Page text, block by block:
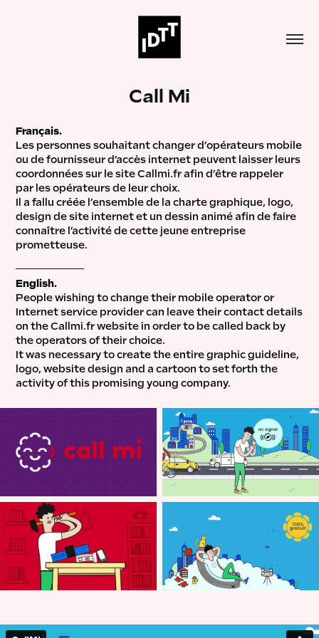
Call Mi
Français.
Les personnes souhaitant changer d’opérateurs mobile
ou de fournisseur d’accès internet peuvent laisser leurs
coordonnées sur le site Callmi.fr afin d’être rappeler
par les opérateurs de leur choix.
Il a fallu créée l’ensemble de la charte graphique, logo,
design de site internet et un dessin animé afin de faire
connaître l’activité de cette jeune entreprise
prometteuse.
English.
People wishing to change their mobile operator or
Internet service provider can leave their contact details
on the Callmi.fr website in order to be called back by
the operators of their choice.
It was necessary to create the entire graphic guideline,
logo, website design and a cartoon to set forth the
activity of this promising young company.